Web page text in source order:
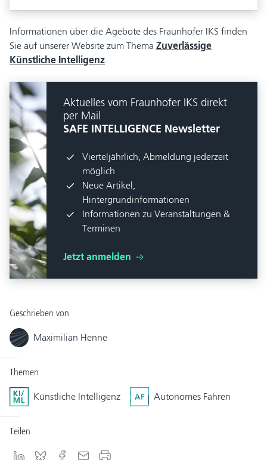
Informationen über die Agebote des Fraunhofer IKS finden
Sie auf unserer Website zum Thema Zuverlässige
Künstliche Intelligenz
Aktuelles vom Fraunhofer IKS direkt
per Mail
SAFE INTELLIGENCE Newsletter
Vierteljährlich, Abmeldung jederzeit
möglich
Neue Artikel,
Hintergrundinformationen
Informationen zu Veranstaltungen &
Terminen
Jetzt anmelden
Geschrieben von
Maximilian Henne
Themen
Künstliche Intelligenz Autonomes Fahren
Teilen